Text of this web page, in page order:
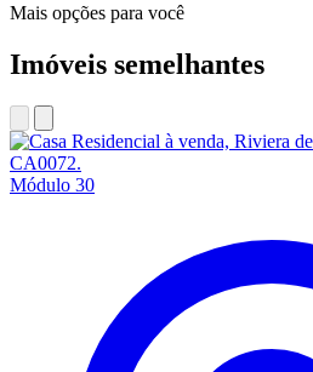
Mais opções para você
Imóveis semelhantes
Módulo 30